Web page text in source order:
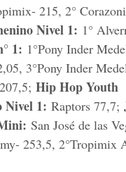
215, 2°
Nivel 1: 1°
1: 1°Pony Inder
3°Pony Inder
Hip Hop Youth
Nivel 1: Raptors 77,7;
San José de las
253,5, 2°Tropimix